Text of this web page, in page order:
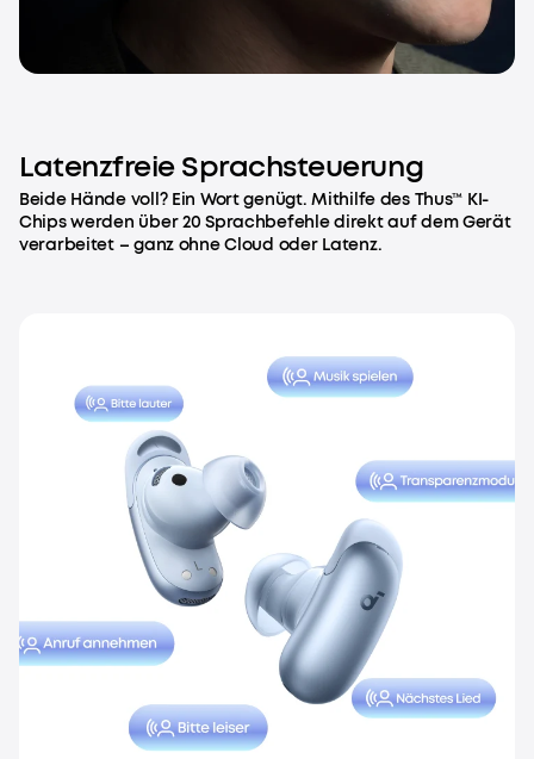
Latenzfreie Sprachsteuerung
Beide Hände voll? Ein Wort genügt. Mithilfe des Thus™ KI-
Chips werden über 20 Sprachbefehle direkt auf dem Gerät
verarbeitet – ganz ohne Cloud oder Latenz.